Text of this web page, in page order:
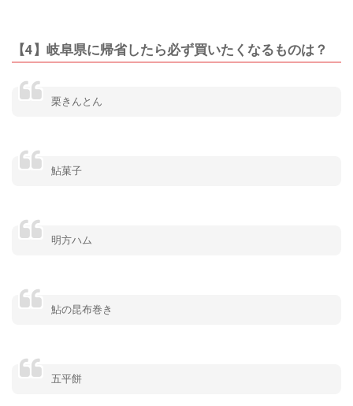
【4】岐阜県に帰省したら必ず買いたくなるものは？
栗きんとん
鮎菓子
明方ハム
鮎の昆布巻き
五平餅